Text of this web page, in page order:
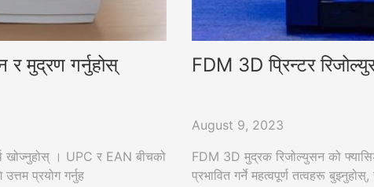
र मुद्रण गर्नुहोस्
खोज्नुहोस् । UPC र EAN बीचको
प्रयोग गर्नुह
FDM 3D प्रिन्टर
August 9, 2023
FDM 3D मुद्रक रिजोल्युसन को
प्रभावित गर्ने महत्वपूर्ण तत्वहरू